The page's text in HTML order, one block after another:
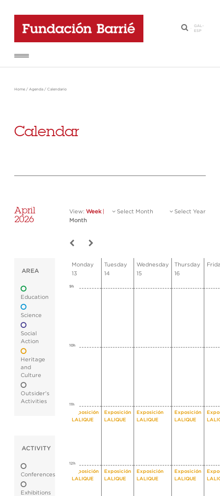
·
GAL-
ESP
Home / Agenda / Calendario
Calendar
April
2026
View: Week
Month
Select Month Select Year
AREA
Education
Science
Social
Action
Heritage
and
Culture
Outsider's
Activities
ACTIVITY
Conferences
Exhibitions
Monday
13
Tuesday
14
Wednesday
15
Thursday
16
9h
10h
11h
Exposición
LALIQUE
Exposición
LALIQUE
Exposición
LALIQUE
Exposición
LALIQUE
12h
Exposición
LALIQUE
Exposición
LALIQUE
Exposición
LALIQUE
Exposición
LALIQUE